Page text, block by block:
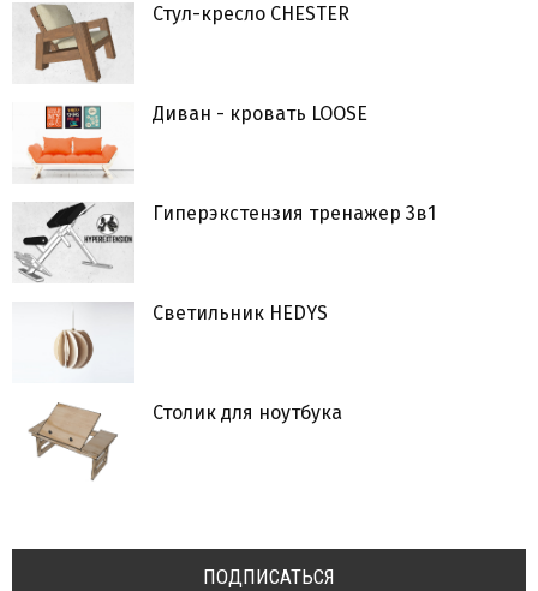
Стул-кресло CHESTER
Диван - кровать LOOSE
Гиперэкстензия тренажер 3в1
Светильник HEDYS
Столик для ноутбука
ПОДПИСАТЬСЯ